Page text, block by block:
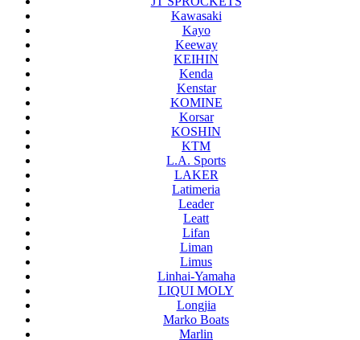
Kawasaki
Kayo
Keeway
KEIHIN
Kenda
Kenstar
KOMINE
Korsar
KOSHIN
KTM
L.A. Sports
LAKER
Latimeria
Leader
Leatt
Lifan
Liman
Limus
Linhai-Yamaha
LIQUI MOLY
Longjia
Marko Boats
Marlin